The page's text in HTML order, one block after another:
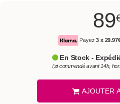
89
Payez3 x
En Stock -
(si commandé avant 14h,
AJOUTER